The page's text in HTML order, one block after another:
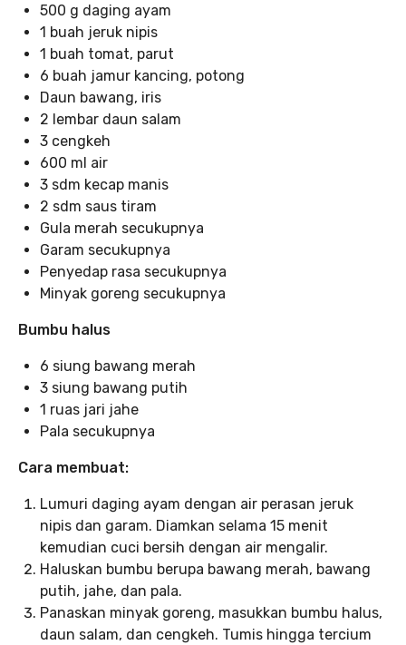
500 g daging ayam
1 buah jeruk nipis
1 buah tomat, parut
6 buah jamur kancing, potong
Daun bawang, iris
2 lembar daun salam
3 cengkeh
600 ml air
3 sdm kecap manis
2 sdm saus tiram
Gula merah secukupnya
Garam secukupnya
Penyedap rasa secukupnya
Minyak goreng secukupnya
Bumbu halus
6 siung bawang merah
3 siung bawang putih
1 ruas jari jahe
Pala secukupnya
Cara membuat:
Lumuri daging ayam dengan air perasan jeruk
nipis dan garam. Diamkan selama 15 menit
kemudian cuci bersih dengan air mengalir.
Haluskan bumbu berupa bawang merah, bawang
putih, jahe, dan pala.
Panaskan minyak goreng, masukkan bumbu halus,
daun salam, dan cengkeh. Tumis hingga tercium